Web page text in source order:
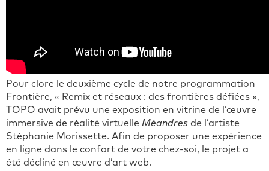
Pour clore le deuxième cycle de notre programmation
Frontière, « Remix et réseaux : des frontières défiées »,
TOPO avait prévu une exposition en vitrine de l’œuvre
immersive de réalité virtuelle Méandres de l’artiste
Stéphanie Morissette. Afin de proposer une expérience
en ligne dans le confort de votre chez-soi, le projet a
été décliné en œuvre d’art web.